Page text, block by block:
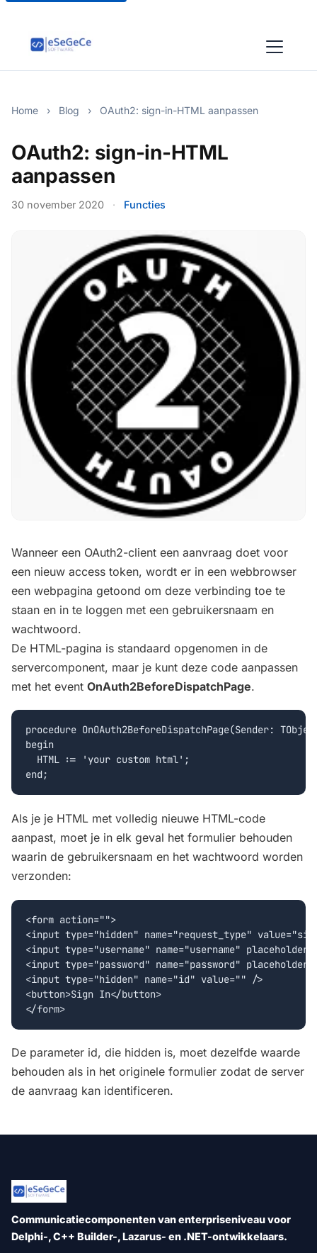
Home › Blog › OAuth2: sign-in-HTML aanpassen
OAuth2: sign-in-HTML
aanpassen
30 november 2020 · Functies
Wanneer een OAuth2-client een aanvraag doet voor
een nieuw access token, wordt er in een webbrowser
een webpagina getoond om deze verbinding toe te
staan en in te loggen met een gebruikersnaam en
wachtwoord.
De HTML-pagina is standaard opgenomen in de
servercomponent, maar je kunt deze code aanpassen
met het event OnAuth2BeforeDispatchPage.
procedure OnOAuth2BeforeDispatchPage(Sender:
begin
  HTML := 'your custom html';
Als je je HTML met volledig nieuwe HTML-code
aanpast, moet je in elk geval het formulier behouden
waarin de gebruikersnaam en het wachtwoord worden
verzonden:
<form action="">
<input type="hidden" name="request_type"
<input type="username" name="username"
<input type="password" name="password"
<input type="hidden" name="id" value="" />
<button>Sign In</button>
De parameter id, die hidden is, moet dezelfde waarde
behouden als in het originele formulier zodat de server
de aanvraag kan identificeren.
Communicatiecomponenten van enterpriseniveau voor
Delphi-, C++ Builder-, Lazarus- en .NET-ontwikkelaars.